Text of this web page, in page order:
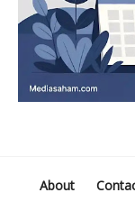
About